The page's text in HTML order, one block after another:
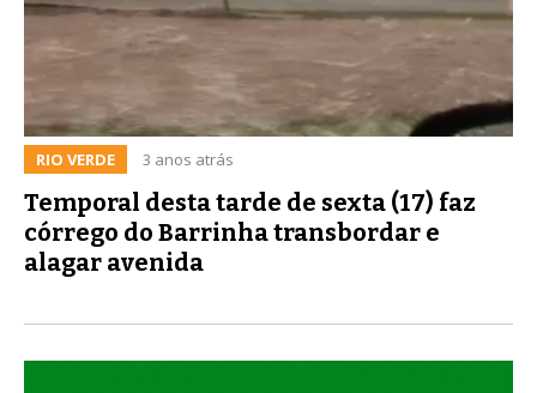
RIO VERDE 3 anos atrás
Temporal desta tarde de sexta (17) faz
córrego do Barrinha transbordar e
alagar avenida